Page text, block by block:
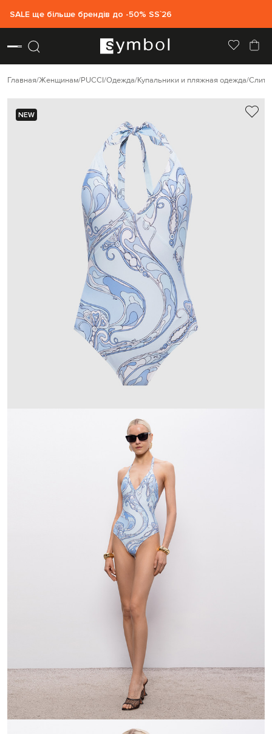
SALE ще більше брендів до -50% SS`26
Главная Женщинам PUCCI Одежда Купальники и пляжная одежда
NEW